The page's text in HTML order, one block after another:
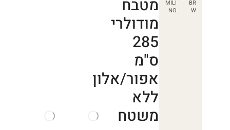
BR
W
MILI
NO
מטבח
מודולרי
285
ס"מ
אפור/אלון
ללא
משטח